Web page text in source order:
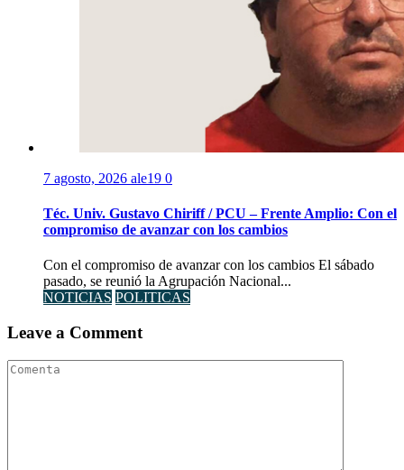
7 agosto, 2026 ale19 0
Téc. Univ. Gustavo Chiriff / PCU – Frente Amplio: Con el
compromiso de avanzar con los cambios
Con el compromiso de avanzar con los cambios El sábado
pasado, se reunió la Agrupación Nacional...
NOTICIAS POLITICAS
Leave a Comment